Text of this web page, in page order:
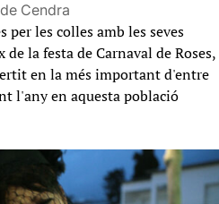
Cendra
per les colles amb les seves
la festa de Carnaval de Roses,
en la més important d'entre
l'any en aquesta població